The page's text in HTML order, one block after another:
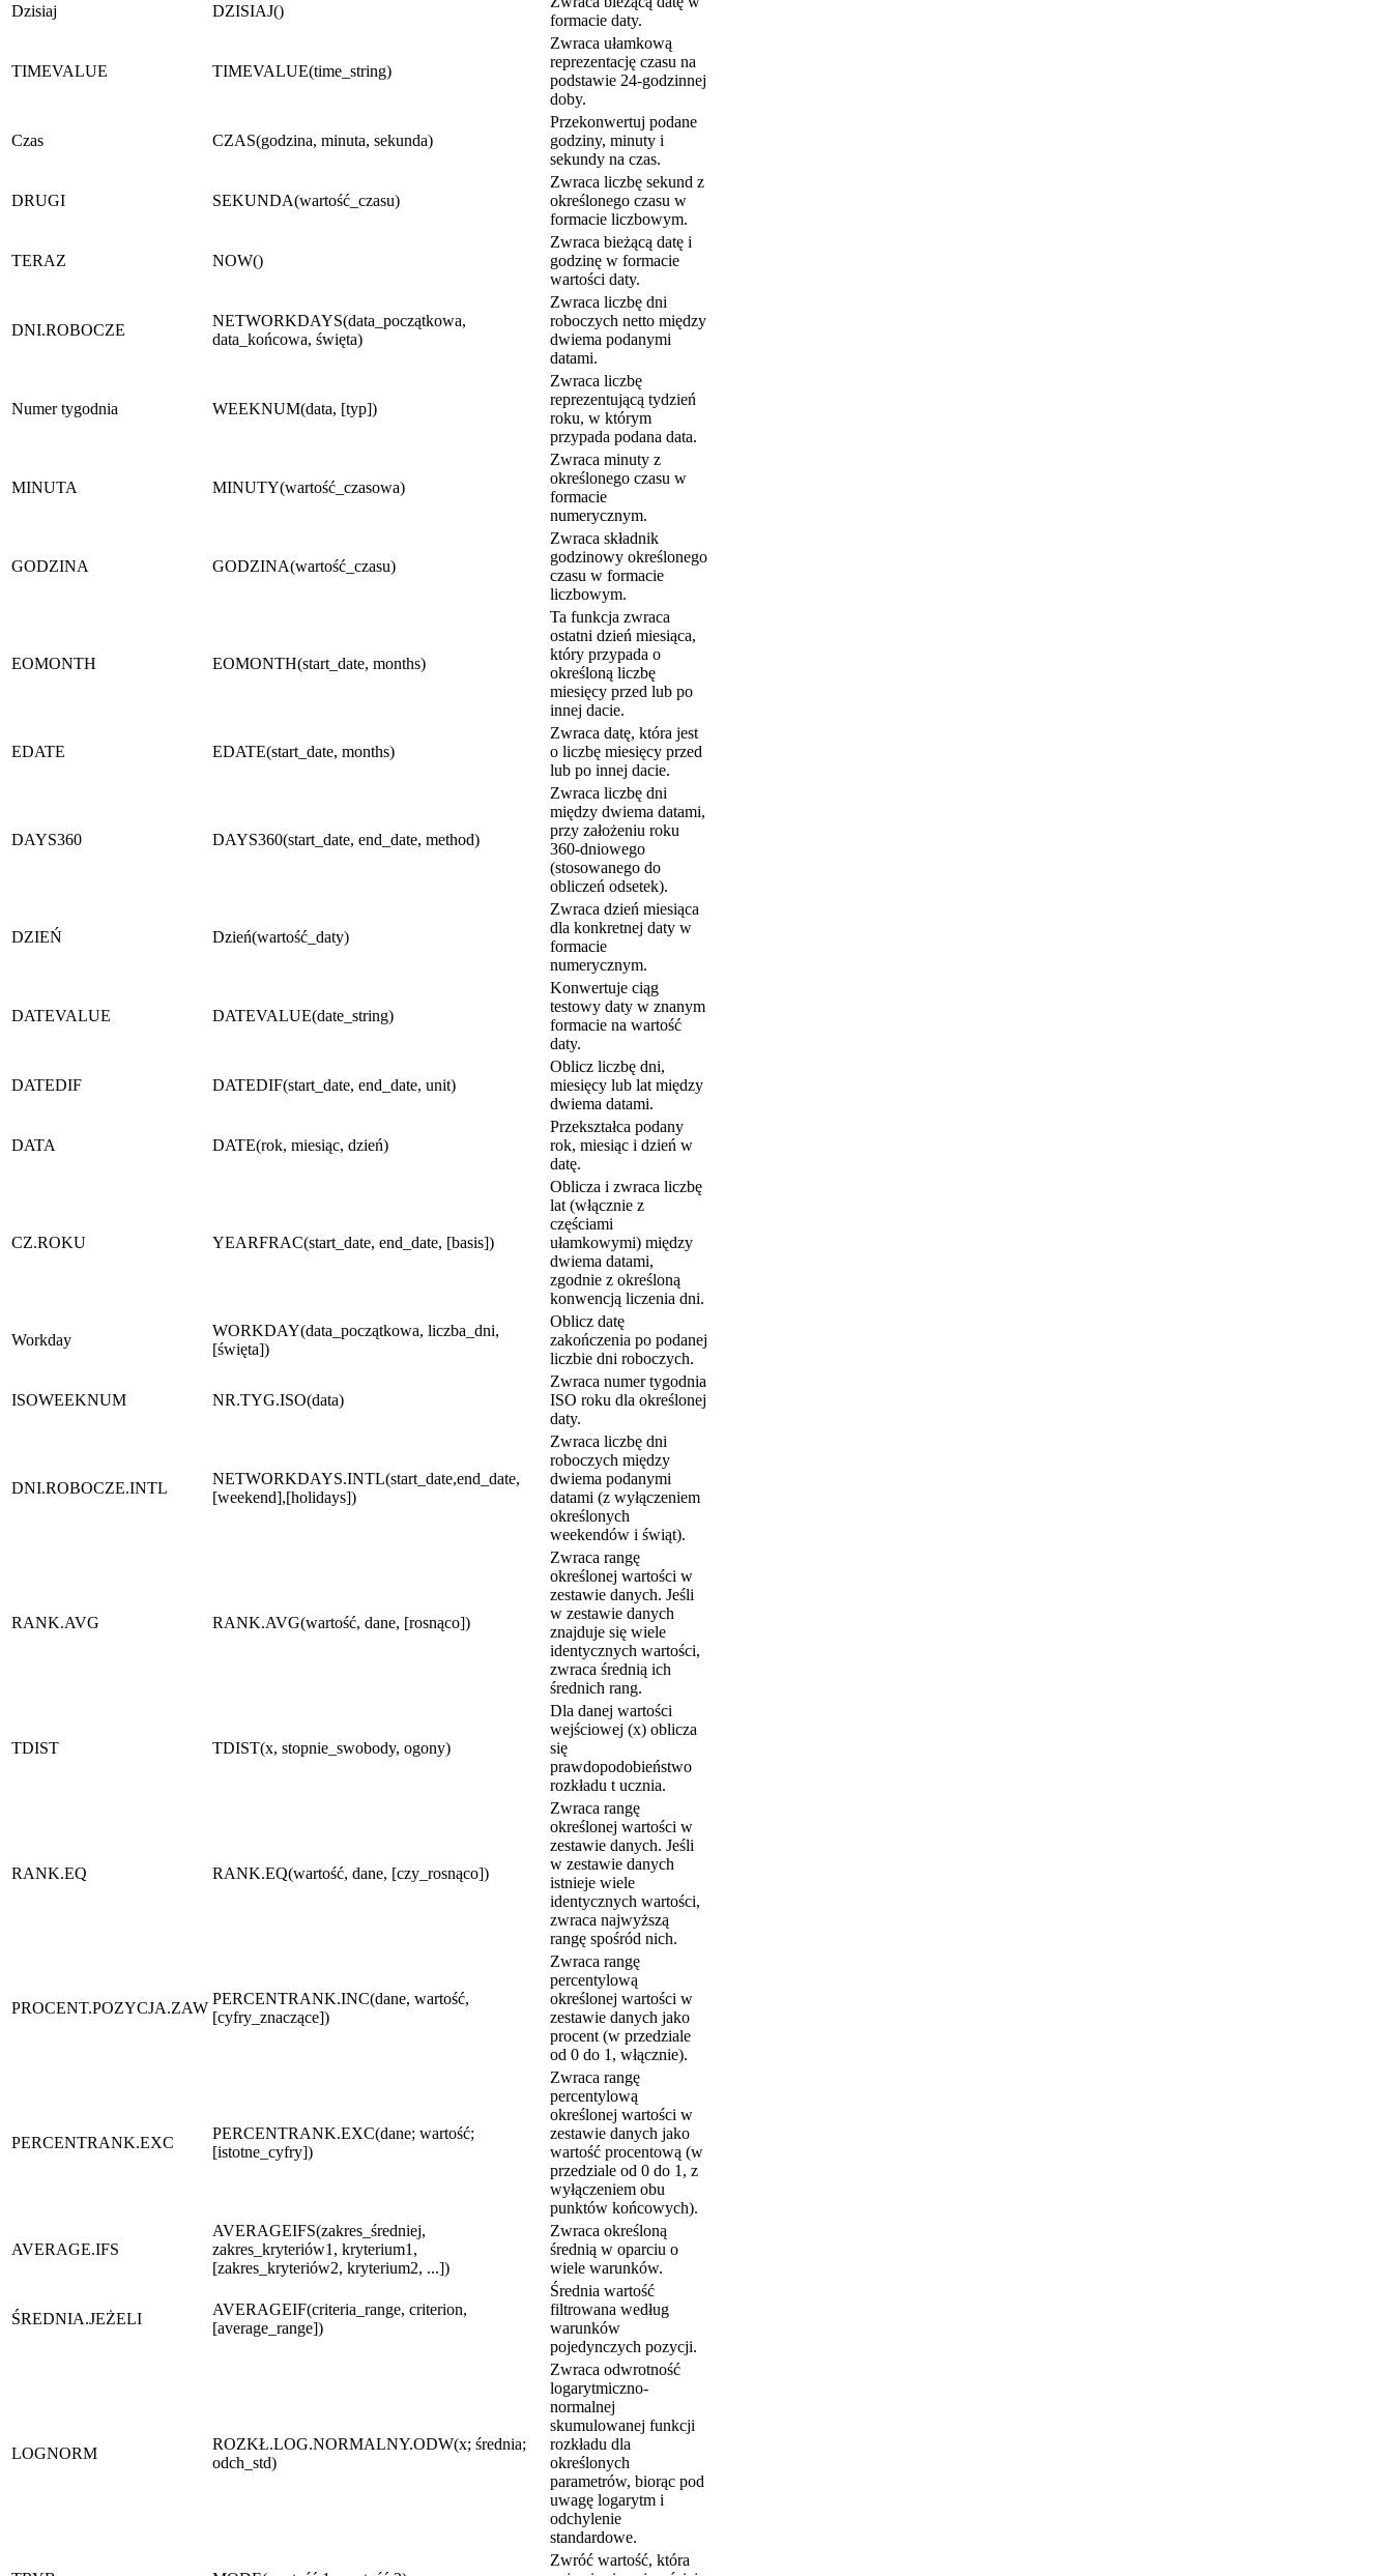
Dzisiaj
DZISIAJ()
formacie daty.
TIMEVALUE TIMEVALUE(time_string)
Zwraca ułamkową
reprezentację czasu na
podstawie 24-godzinnej
doby.
Czas CZAS(godzina, minuta, sekunda)
Przekonwertuj podane
godziny, minuty i
sekundy na czas.
DRUGI SEKUNDA(wartość_czasu)
Zwraca liczbę sekund z
określonego czasu w
formacie liczbowym.
TERAZ NOW()
Zwraca bieżącą datę i
godzinę w formacie
wartości daty.
DNI.ROBOCZE
NETWORKDAYS(data_początkowa,
data_końcowa, święta)
Zwraca liczbę dni
roboczych netto między
dwiema podanymi
datami.
Numer tygodnia WEEKNUM(data, [typ])
Zwraca liczbę
reprezentującą tydzień
roku, w którym
przypada podana data.
MINUTA MINUTY(wartość_czasowa)
Zwraca minuty z
określonego czasu w
formacie
numerycznym.
GODZINA GODZINA(wartość_czasu)
Zwraca składnik
godzinowy określonego
czasu w formacie
liczbowym.
EOMONTH EOMONTH(start_date, months)
Ta funkcja zwraca
ostatni dzień miesiąca,
który przypada o
określoną liczbę
miesięcy przed lub po
innej dacie.
EDATE EDATE(start_date, months)
Zwraca datę, która jest
o liczbę miesięcy przed
lub po innej dacie.
DAYS360 DAYS360(start_date, end_date, method)
Zwraca liczbę dni
między dwiema datami,
przy założeniu roku
360-dniowego
(stosowanego do
obliczeń odsetek).
DZIEŃ Dzień(wartość_daty)
Zwraca dzień miesiąca
dla konkretnej daty w
formacie
numerycznym.
DATEVALUE DATEVALUE(date_string)
Konwertuje ciąg
testowy daty w znanym
formacie na wartość
daty.
DATEDIF DATEDIF(start_date, end_date, unit)
Oblicz liczbę dni,
miesięcy lub lat między
dwiema datami.
DATA DATE(rok, miesiąc, dzień)
Przekształca podany
rok, miesiąc i dzień w
datę.
CZ.ROKU YEARFRAC(start_date, end_date, [basis])
Oblicza i zwraca liczbę
lat (włącznie z
częściami
ułamkowymi) między
dwiema datami,
zgodnie z określoną
konwencją liczenia dni.
Workday
WORKDAY(data_początkowa, liczba_dni,
[święta])
Oblicz datę
zakończenia po podanej
liczbie dni roboczych.
ISOWEEKNUM NR.TYG.ISO(data)
Zwraca numer tygodnia
ISO roku dla określonej
daty.
DNI.ROBOCZE.INTL
NETWORKDAYS.INTL(start_date,end_date,
[weekend],[holidays])
Zwraca liczbę dni
roboczych między
dwiema podanymi
datami (z wyłączeniem
określonych
weekendów i świąt).
RANK.AVG RANK.AVG(wartość, dane, [rosnąco])
Zwraca rangę
określonej wartości w
zestawie danych. Jeśli
w zestawie danych
znajduje się wiele
identycznych wartości,
zwraca średnią ich
średnich rang.
TDIST TDIST(x, stopnie_swobody, ogony)
Dla danej wartości
wejściowej (x) oblicza
się
prawdopodobieństwo
rozkładu t ucznia.
RANK.EQ RANK.EQ(wartość, dane, [czy_rosnąco])
Zwraca rangę
określonej wartości w
zestawie danych. Jeśli
w zestawie danych
istnieje wiele
identycznych wartości,
zwraca najwyższą
rangę spośród nich.
PROCENT.POZYCJA.ZAW
PERCENTRANK.INC(dane, wartość,
[cyfry_znaczące])
Zwraca rangę
percentylową
określonej wartości w
zestawie danych jako
procent (w przedziale
od 0 do 1, włącznie).
PERCENTRANK.EXC
PERCENTRANK.EXC(dane; wartość;
[istotne_cyfry])
Zwraca rangę
percentylową
określonej wartości w
zestawie danych jako
wartość procentową (w
przedziale od 0 do 1, z
wyłączeniem obu
punktów końcowych).
AVERAGE.IFS
AVERAGEIFS(zakres_średniej,
zakres_kryteriów1, kryterium1,
[zakres_kryteriów2, kryterium2, ...])
Zwraca określoną
średnią w oparciu o
wiele warunków.
ŚREDNIA.JEŻELI
AVERAGEIF(criteria_range, criterion,
[average_range])
Średnia wartość
filtrowana według
warunków
pojedynczych pozycji.
LOGNORM
ROZKŁ.LOG.NORMALNY.ODW(x; średnia;
odch_std)
Zwraca odwrotność
logarytmiczno-
normalnej
skumulowanej funkcji
rozkładu dla
określonych
parametrów, biorąc pod
uwagę logarytm i
odchylenie
standardowe.
Zwróć wartość, która